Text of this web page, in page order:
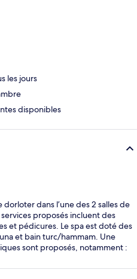
les jours
disponibles
dans l’une des 2 salles de
proposés incluent des
et pédicures. Le spa est doté des
et bain turc/hammam. Une
sont proposés, notamment :